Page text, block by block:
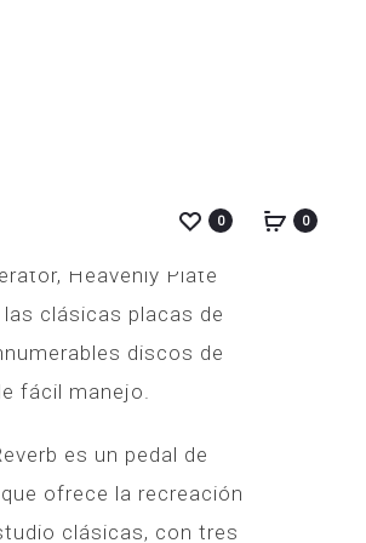
0 0
Heavenly Plate
clásicas placas de
discos de
fácil manejo.
es un pedal de
ofrece la recreación
clásicas, con tres